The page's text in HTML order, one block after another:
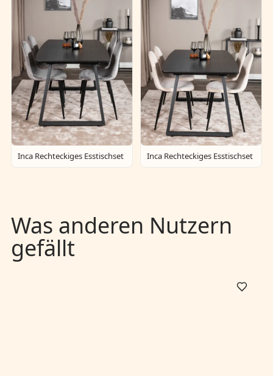
Inca Rechteckiges Esstischset Inca Rechteckiges Esstischset
Was anderen Nutzern
gefällt